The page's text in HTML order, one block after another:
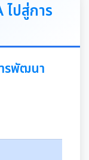
ไปสู่การ
รพัฒนา